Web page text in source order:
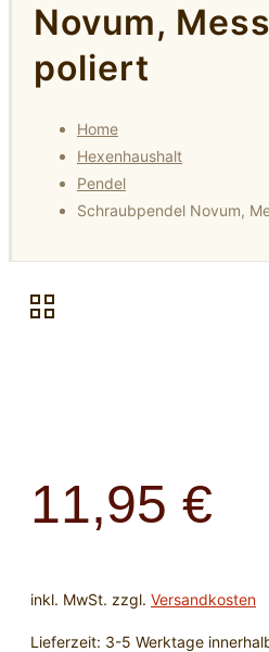
Novum,
poliert
Home
Hexenhaushalt
Pendel
Schraubpendel Novum,
11,95 €
inkl. MwSt. zzgl. Versandkosten
Lieferzeit: 3-5 Werktage